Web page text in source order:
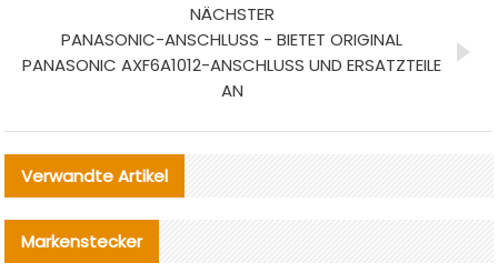
NÄCHSTER
PANASONIC-ANSCHLUSS - BIETET ORIGINAL
PANASONIC AXF6A1012-ANSCHLUSS UND ERSATZTEILE
AN
Verwandte Artikel
Markenstecker